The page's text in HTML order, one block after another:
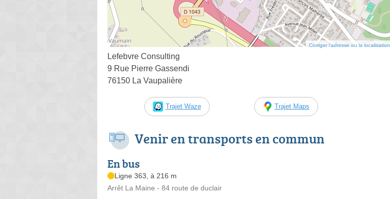
Corriger l’adresse ou la localisation
Lefebvre Consulting
9 Rue Pierre Gassendi
76150 La Vaupalière
Trajet Waze Trajet Maps
Venir en transports en commun
En bus
Ligne 363, à 216 m
Arrêt La Maine - 84 route de duclair